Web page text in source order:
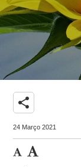
share
24 Março 2021